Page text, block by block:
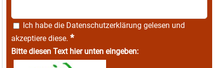
Ich habe die Datenschutzerklärung gelesen und
akzeptiere diese. *
Bitte diesen Text hier unten eingeben: